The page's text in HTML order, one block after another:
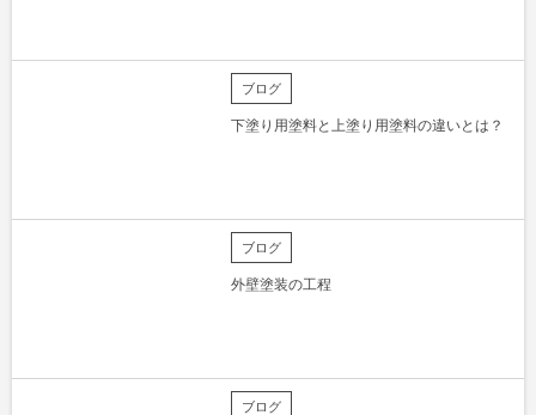
ブログ
下塗り用塗料と上塗り用塗料の違いとは？
ブログ
外壁塗装の工程
ブログ